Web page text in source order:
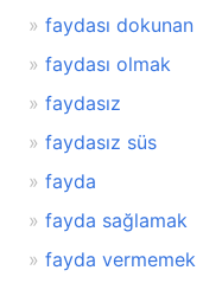
faydası dokunan
faydası olmak
faydasız
faydasız süs
fayda
fayda sağlamak
fayda vermemek